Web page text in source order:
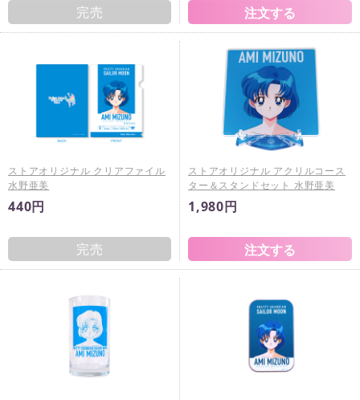
完売
ストアオリジナル クリアファイル
水野亜美
440円
完売
ストアオリジナル アクリルコース
ター＆スタンドセット 水野亜美
1,980円